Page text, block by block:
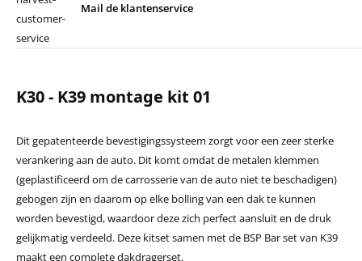
Mail de klantenservice
K30 - K39 montage kit 01
Dit gepatenteerde bevestigingssysteem zorgt voor een zeer sterke
verankering aan de auto. Dit komt omdat de metalen klemmen
(geplastificeerd om de carrosserie van de auto niet te beschadigen)
gebogen zijn en daarom op elke bolling van een dak te kunnen
worden bevestigd, waardoor deze zich perfect aansluit en de druk
gelijkmatig verdeeld. Deze kitset samen met de BSP Bar set van K39
maakt een complete dakdragerset.